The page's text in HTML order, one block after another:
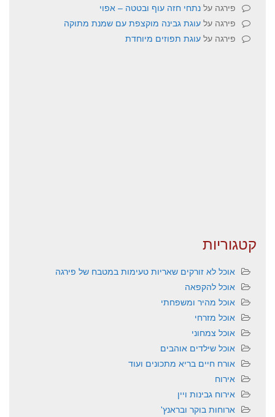
פירגה על נתחי חזה עוף ובטטה – אפוי
פירגה על עוגת גבינה מוקצפת עם שמנת מתוקה
פירגה על עוגת תפוזים מיוחדת
קטגוריות
אוכל לא זורקים שאריות טעימות במטבח של פירגה
אוכל להקפאה
אוכל מהיר ומשפחתי
אוכל מזרחי
אוכל צמחוני
אוכל שילדים אוהבים
אורח חיים בריא מתכונים ועוד
אירוח
אירוח גבינות ויין
ארוחות בוקר ובראנץ'